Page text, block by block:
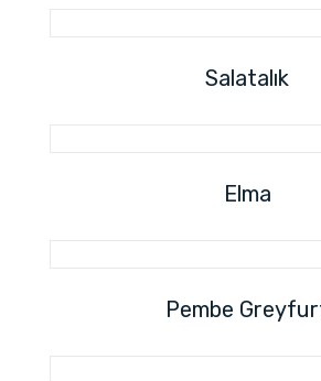
Salatalık
Elma
Pembe